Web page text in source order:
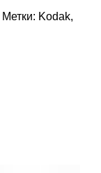
Метки: Kodak,